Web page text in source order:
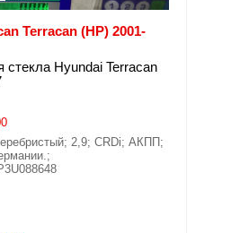
Terracan (HP) 2001-
Hyundai Terracan
2,9; CRDi; АКПП;